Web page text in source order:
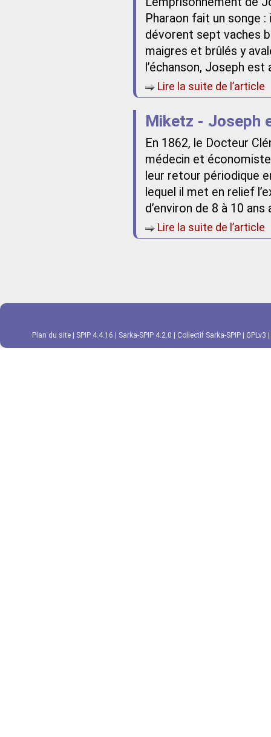
Pharaon fait un songe
dévorent sept vaches
maigres et brûlés y
l’échanson, Joseph est
Lire la suite de l’article
Miketz - Joseph
En 1862, le Docteur
médecin et
leur retour périodique
lequel il met en relief
d’environ de 8 à 10
Lire la suite de l’article
Plan du site SPIP 4.4.16 Sarka-SPIP 4.2.0 Collectif Sarka-SPIP GPLv3